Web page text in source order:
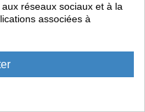
réseaux sociaux et à la
associées à